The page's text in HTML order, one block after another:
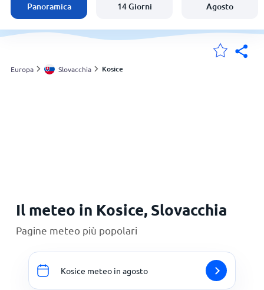
Italia
Svizzera
Panoramica 14 Giorni Agosto
Europa Slovacchia Kosice
Il meteo in Kosice, Slovacchia
Pagine meteo più popolari
Kosice meteo in agosto